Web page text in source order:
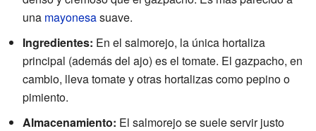
una mayonesasuave.
Ingredientes: En el salmorejo, la única hortaliza
principal (además del ajo) es el tomate. El gazpacho, en
cambio, lleva tomate y otras hortalizas como pepino o
pimiento.
Almacenamiento: El salmorejo se suele servir justo